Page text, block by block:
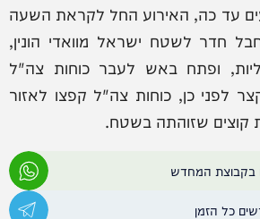
עד כה, האירוע החל לקראת השעה
חדר לשטח ישראל מוואדי הונין,
ופתח באש לעבר כוחות צה"ל
לפני כן, כוחות צה"ל קפצו לאזור
שזוהתה בשטח.
בקבוצת המחדש
כל הזמן